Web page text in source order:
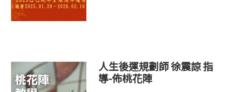
人生後運規劃師 徐震諒 指
導-佈桃花陣